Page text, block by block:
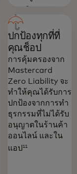
ปกป้องทุกที่ที่
คุณช็อป
การคุ้มครองจาก
Mastercard
Zero Liability จะ
ทำให้คุณได้รับการ
ปกป้องจากการทำ
ธุรกรรมที่ไม่ได้รับ
อนุญาตในร้านค้า
ออนไลน์ และใน
แอป
11